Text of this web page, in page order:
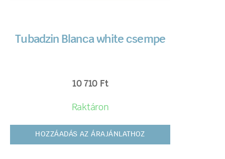
Tubadzin Blanca white csempe
10 710 Ft
Raktáron
HOZZÁADÁS AZ ÁRAJÁNLATHOZ